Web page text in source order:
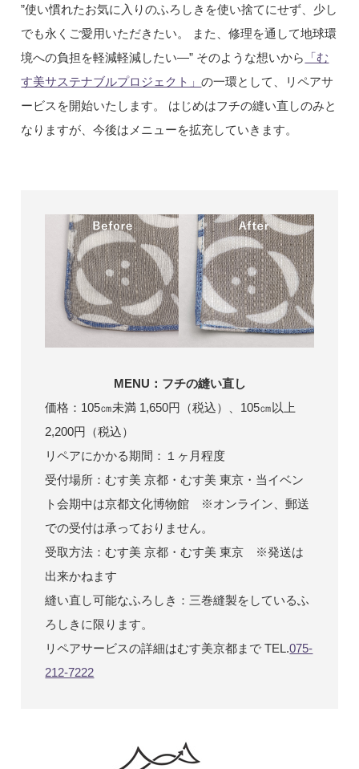
”使い慣れたお気に入りのふろしきを使い捨てにせず、少し
でも永くご愛用いただきたい。 また、修理を通して地球環
境への負担を軽減軽減したい―” そのような想いから
「む
す美サステナブルプロジェクト」の一環として、リペアサ
ービスを開始いたします。 はじめはフチの縫い直しのみと
なりますが、今後はメニューを拡充していきます。
MENU：フチの縫い直し
価格：105㎝未満 1,650円（税込）、105㎝以上
2,200円（税込）
リペアにかかる期間：１ヶ月程度
受付場所：むす美 京都・むす美 東京・当イベン
ト会期中は京都文化博物館 ※オンライン、郵送
での受付は承っておりません。
受取方法：むす美 京都・むす美 東京 ※発送は
出来かねます
縫い直し可能なふろしき：三巻縫製をしているふ
ろしきに限ります。
リペアサービスの詳細はむす美京都まで TEL.075-
212-7222